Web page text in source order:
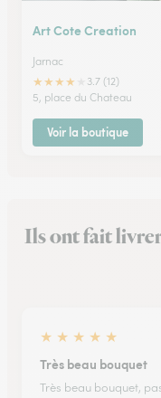
Art Cote Creation
Jarnac
★★★★
3.7 (12)
5, place du Chateau
Voir la boutique
Ils ont fait
★ ★ ★ ★ ★
Très beau bouquet
Très beau bouquet,